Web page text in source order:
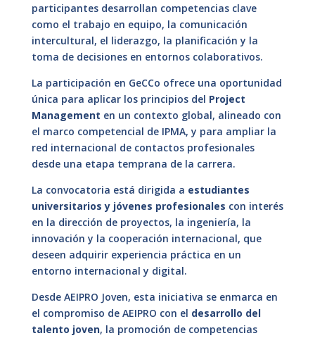
participantes desarrollan competencias clave
como el trabajo en equipo, la comunicación
intercultural, el liderazgo, la planificación y la
toma de decisiones en entornos colaborativos.
La participación en GeCCo ofrece una oportunidad
única para aplicar los principios del Project
Management en un contexto global, alineado con
el marco competencial de IPMA, y para ampliar la
red internacional de contactos profesionales
desde una etapa temprana de la carrera.
La convocatoria está dirigida a estudiantes
universitarios y jóvenes profesionales con interés
en la dirección de proyectos, la ingeniería, la
innovación y la cooperación internacional, que
deseen adquirir experiencia práctica en un
entorno internacional y digital.
Desde AEIPRO Joven, esta iniciativa se enmarca en
el compromiso de AEIPRO con el desarrollo del
talento joven, la promoción de competencias